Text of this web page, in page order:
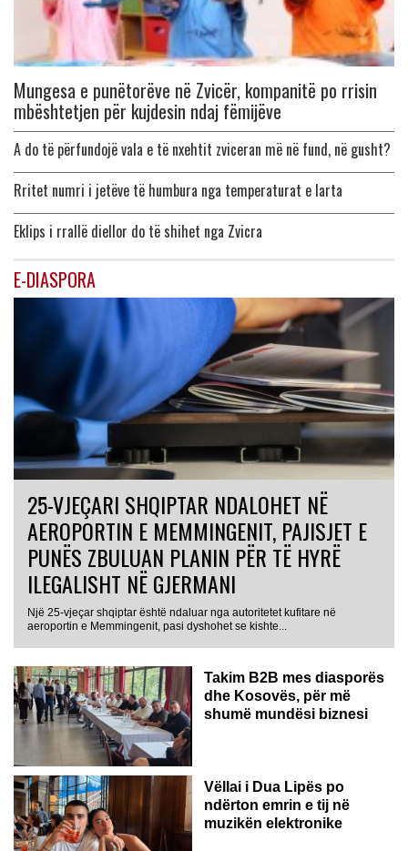
Mungesa e punëtorëve në Zvicër, kompanitë po rrisin
mbështetjen për kujdesin ndaj fëmijëve
A do të përfundojë vala e të nxehtit zviceran më në fund, në gusht?
Rritet numri i jetëve të humbura nga temperaturat e larta
Eklips i rrallë diellor do të shihet nga Zvicra
E-DIASPORA
25-VJEÇARI SHQIPTAR NDALOHET NË
AEROPORTIN E MEMMINGENIT, PAJISJET E
PUNËS ZBULUAN PLANIN PËR TË HYRË
ILEGALISHT NË GJERMANI
Një 25-vjeçar shqiptar është ndaluar nga autoritetet kufitare në
aeroportin e Memmingenit, pasi dyshohet se kishte...
Takim B2B mes diasporës
dhe Kosovës, për më
shumë mundësi biznesi
Vëllai i Dua Lipës po
ndërton emrin e tij në
muzikën elektronike